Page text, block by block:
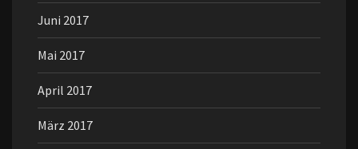
Juni 2017
Mai 2017
April 2017
März 2017